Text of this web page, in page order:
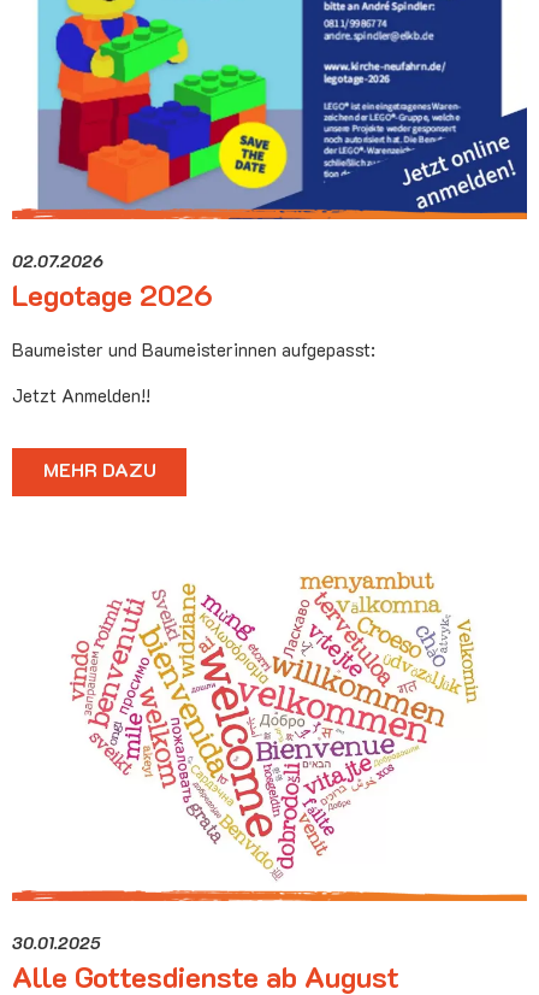
02.07.2026
Legotage 2026
Baumeister und Baumeisterinnen aufgepasst:
Jetzt Anmelden!!
MEHR DAZU
30.01.2025
Alle Gottesdienste ab August